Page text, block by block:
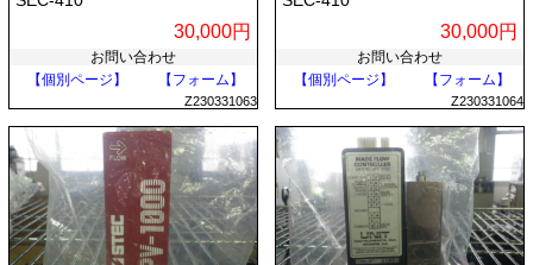
30,000円
お問い合わせ
【個別ページ】
【フォーム】
Z230331063
30,000円
お問い合わせ
【個別ページ】
【フォーム】
Z230331064